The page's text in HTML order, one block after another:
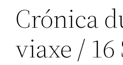
Crónica
viaxe /